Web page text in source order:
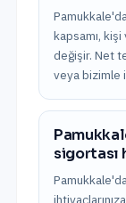
kapsamı,
değişir. Net
veya bizimle
sigortası